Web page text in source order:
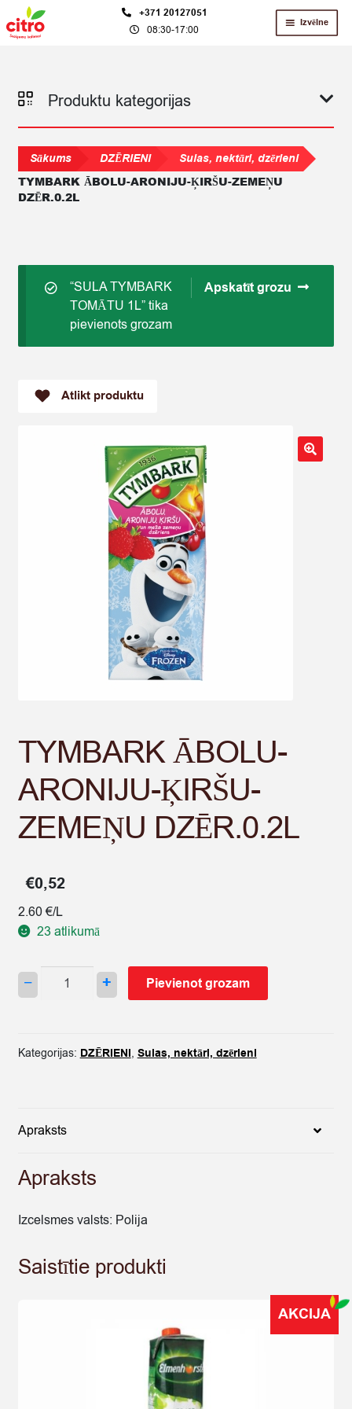
Skip
to
Skip
to
+371 20127051
08:30-17:00
Izvēlne
Produktu kategorijas
Sākums DZĒRIENI
Sulas, nektāri, dzērieni
TYMBARK ĀBOLU-ARONIJU-ĶIRŠU-ZEMEŅU
DZĒR.0.2L
Apskatīt grozu
“SULA TYMBARK
TOMĀTU 1L” tika
pievienots grozam
Atlikt produktu
TYMBARK ĀBOLU-
ARONIJU-ĶIRŠU-
ZEMEŅU DZĒR.0.2L
€0,52
2.60 €/L
23 atlikumā
−
TYMBARK
ĀBOLU-
ZEMEŅU
+ Pievienot grozam
Kategorijas: DZĒRIENI, Sulas, nektāri, dzērieni
Apraksts
Apraksts
Izcelsmes valsts: Polija
Saistītie produkti
AKCIJA